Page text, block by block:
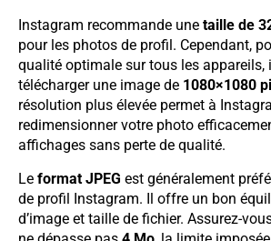
Instagram recommande une taille de
pour les photos de profil. Cependant,
qualité optimale sur tous les appareils,
télécharger une image de 1080×1080
résolution plus élevée permet à
redimensionner votre photo
affichages sans perte de qualité.
Le format JPEG est généralement
de profil Instagram. Il offre un bon
d’image et taille de fichier. Assurez-